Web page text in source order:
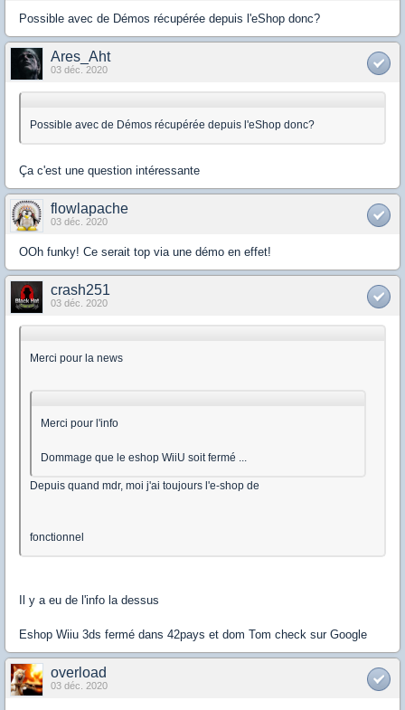
Possible avec de Démos récupérée depuis l'eShop donc?
Ares_Aht
03 déc. 2020
Possible avec de Démos récupérée depuis l'eShop donc?
Ça c'est une question intéressante
flowlapache
03 déc. 2020
OOh funky! Ce serait top via une démo en effet!
crash251
03 déc. 2020
Merci pour la news
Merci pour l'info
Dommage que le eshop WiiU soit fermé ...
Depuis quand mdr, moi j'ai toujours l'e-shop de
fonctionnel
Il y a eu de l'info la dessus
Eshop Wiiu 3ds fermé dans 42pays et dom Tom check sur Google
overload
03 déc. 2020